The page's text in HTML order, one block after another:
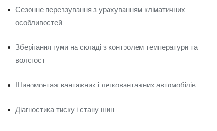
Сезонне перевзування з урахуванням кліматичних
особливостей
Зберігання гуми на складі з контролем температури та
вологості
Шиномонтаж вантажних і легковантажних автомобілів
Діагностика тиску і стану шин